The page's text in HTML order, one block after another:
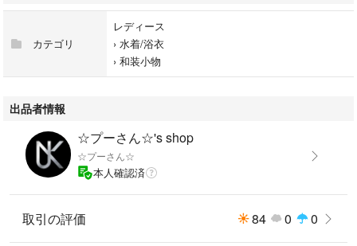
カテゴリ
レディース
› 水着/浴衣
› 和装小物
出品者情報
☆プーさん☆'s shop
☆プーさん☆
本人確認済
取引の評価 84 0 0